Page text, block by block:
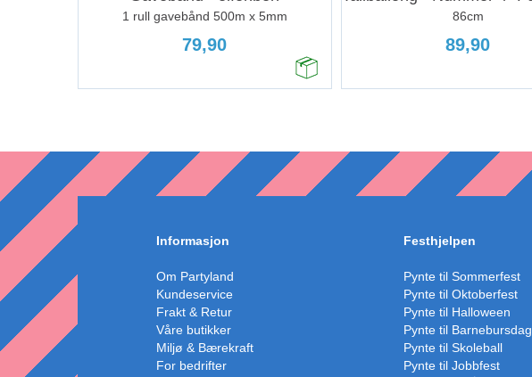
1 rull gavebånd 500m x 5mm
79,90
86cm
89,90
Informasjon
Om Partyland
Kundeservice
Frakt & Retur
Våre butikker
Miljø & Bærekraft
For bedrifter
Festhjelpen
Pynte til Sommerfest
Pynte til Oktoberfest
Pynte til Halloween
Pynte til Barnebursdag
Pynte til Skoleball
Pynte til Jobbfest